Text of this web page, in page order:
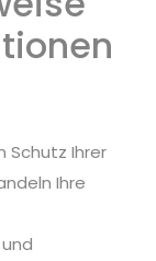
Schutz Ihrer
Ihre